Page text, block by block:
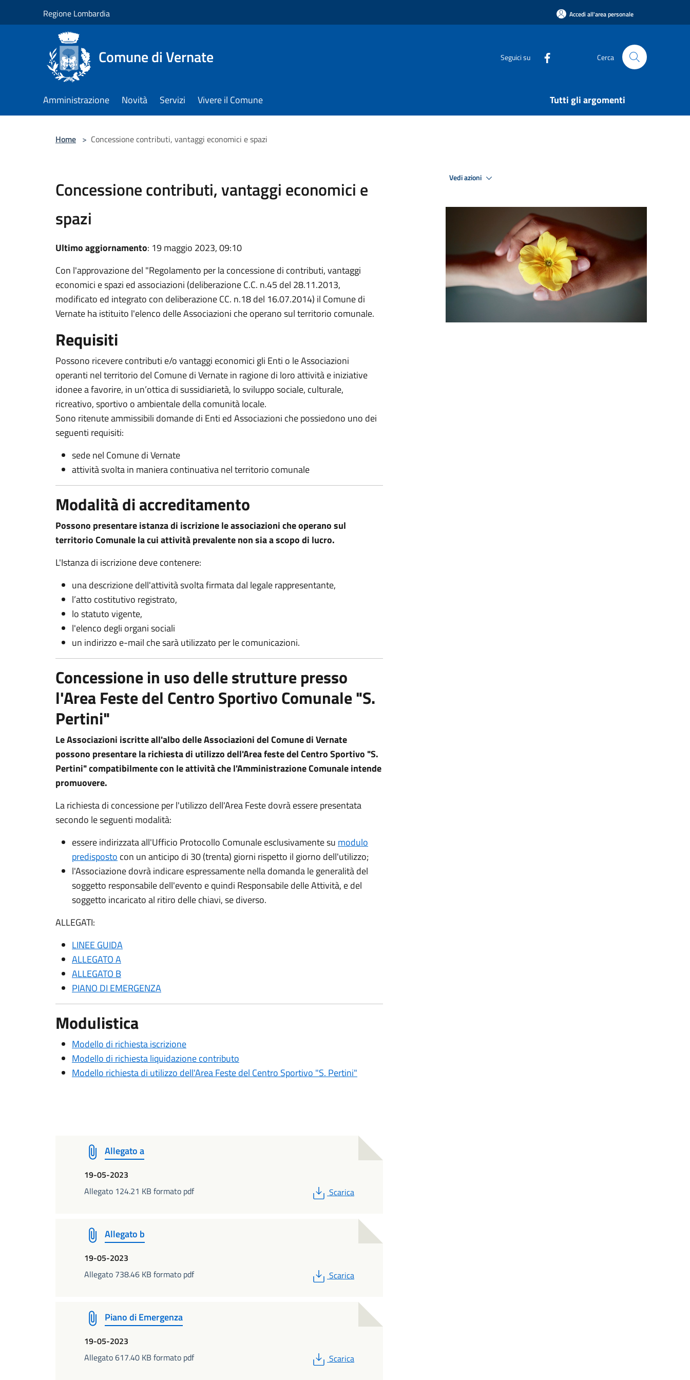
Regione Lombardia Accedi all'area personale
Comune di Vernate Seguici su Cerca
Amministrazione Novità Servizi Vivere il Comune Tutti gli argomenti
Home > Concessione contributi, vantaggi economici e spazi
Concessione contributi, vantaggi economici e
spazi
Ultimo aggiornamento: 19 maggio 2023, 09:10
Con l'approvazione del "Regolamento per la concessione di contributi, vantaggi
economici e spazi ed associazioni (deliberazione C.C. n.45 del 28.11.2013,
modificato ed integrato con deliberazione CC. n.18 del 16.07.2014) il Comune di
Vernate ha istituito l'elenco delle Associazioni che operano sul territorio comunale.
Requisiti
Possono ricevere contributi e/o vantaggi economici gli Enti o le Associazioni
operanti nel territorio del Comune di Vernate in ragione di loro attività e iniziative
idonee a favorire, in un’ottica di sussidiarietà, lo sviluppo sociale, culturale,
ricreativo, sportivo o ambientale della comunità locale.
Sono ritenute ammissibili domande di Enti ed Associazioni che possiedono uno dei
seguenti requisiti:
sede nel Comune di Vernate
attività svolta in maniera continuativa nel territorio comunale
Modalità di accreditamento
Possono presentare istanza di iscrizione le associazioni che operano sul
territorio Comunale la cui attività prevalente non sia a scopo di lucro.
L'Istanza di iscrizione deve contenere:
una descrizione dell'attività svolta firmata dal legale rappresentante,
l’atto costitutivo registrato,
lo statuto vigente,
l'elenco degli organi sociali
un indirizzo e-mail che sarà utilizzato per le comunicazioni.
Concessione in uso delle strutture presso
l'Area Feste del Centro Sportivo Comunale "S.
Pertini"
Le Associazioni iscritte all'albo delle Associazioni del Comune di Vernate
possono presentare la richiesta di utilizzo dell'Area feste del Centro Sportivo "S.
Pertini" compatibilmente con le attività che l'Amministrazione Comunale intende
promuovere.
La richiesta di concessione per l'utilizzo dell'Area Feste dovrà essere presentata
secondo le seguenti modalità:
essere indirizzata all'Ufficio Protocollo Comunale esclusivamente su modulo
predisposto con un anticipo di 30 (trenta) giorni rispetto il giorno dell'utilizzo;
l'Associazione dovrà indicare espressamente nella domanda le generalità del
soggetto responsabile dell'evento e quindi Responsabile delle Attività, e del
soggetto incaricato al ritiro delle chiavi, se diverso.
ALLEGATI:
LINEE GUIDA
ALLEGATO A
ALLEGATO B
PIANO DI EMERGENZA
Modulistica
Modello di richiesta iscrizione
Modello di richiesta liquidazione contributo
Modello richiesta di utilizzo dell'Area Feste del Centro Sportivo "S. Pertini"
Allegato a
19-05-2023
Allegato 124.21 KB formato pdf
PDF
Scarica
Allegato b
19-05-2023
Allegato 738.46 KB formato pdf
PDF
Scarica
Piano di Emergenza
19-05-2023
Allegato 617.40 KB formato pdf
PDF
Scarica
Vedi azioni